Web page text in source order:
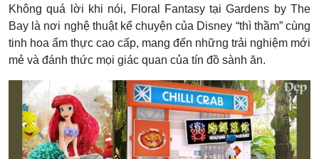
Không quá lời khi nói, Floral Fantasy tại Gardens by The
Bay là nơi nghệ thuật kể chuyện của Disney “thì thầm” cùng
tinh hoa ẩm thực cao cấp, mang đến những trải nghiệm mới
mẻ và đánh thức mọi giác quan của tín đồ sành ăn.